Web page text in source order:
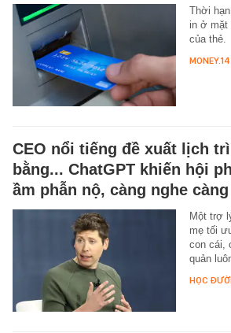
Thời
in ở mặt
của thẻ.
MONEY.14
CEO nổi tiếng đề xuất lịch
bằng... ChatGPT khiến hội
ầm phẫn nộ, càng nghe
Một trợ
mẹ tối
con cái,
quản
HỌC